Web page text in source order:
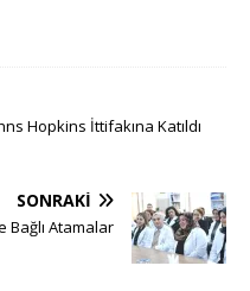
Hopkins İttifakına Katıldı
SONRAKI
Bağlı Atamalar